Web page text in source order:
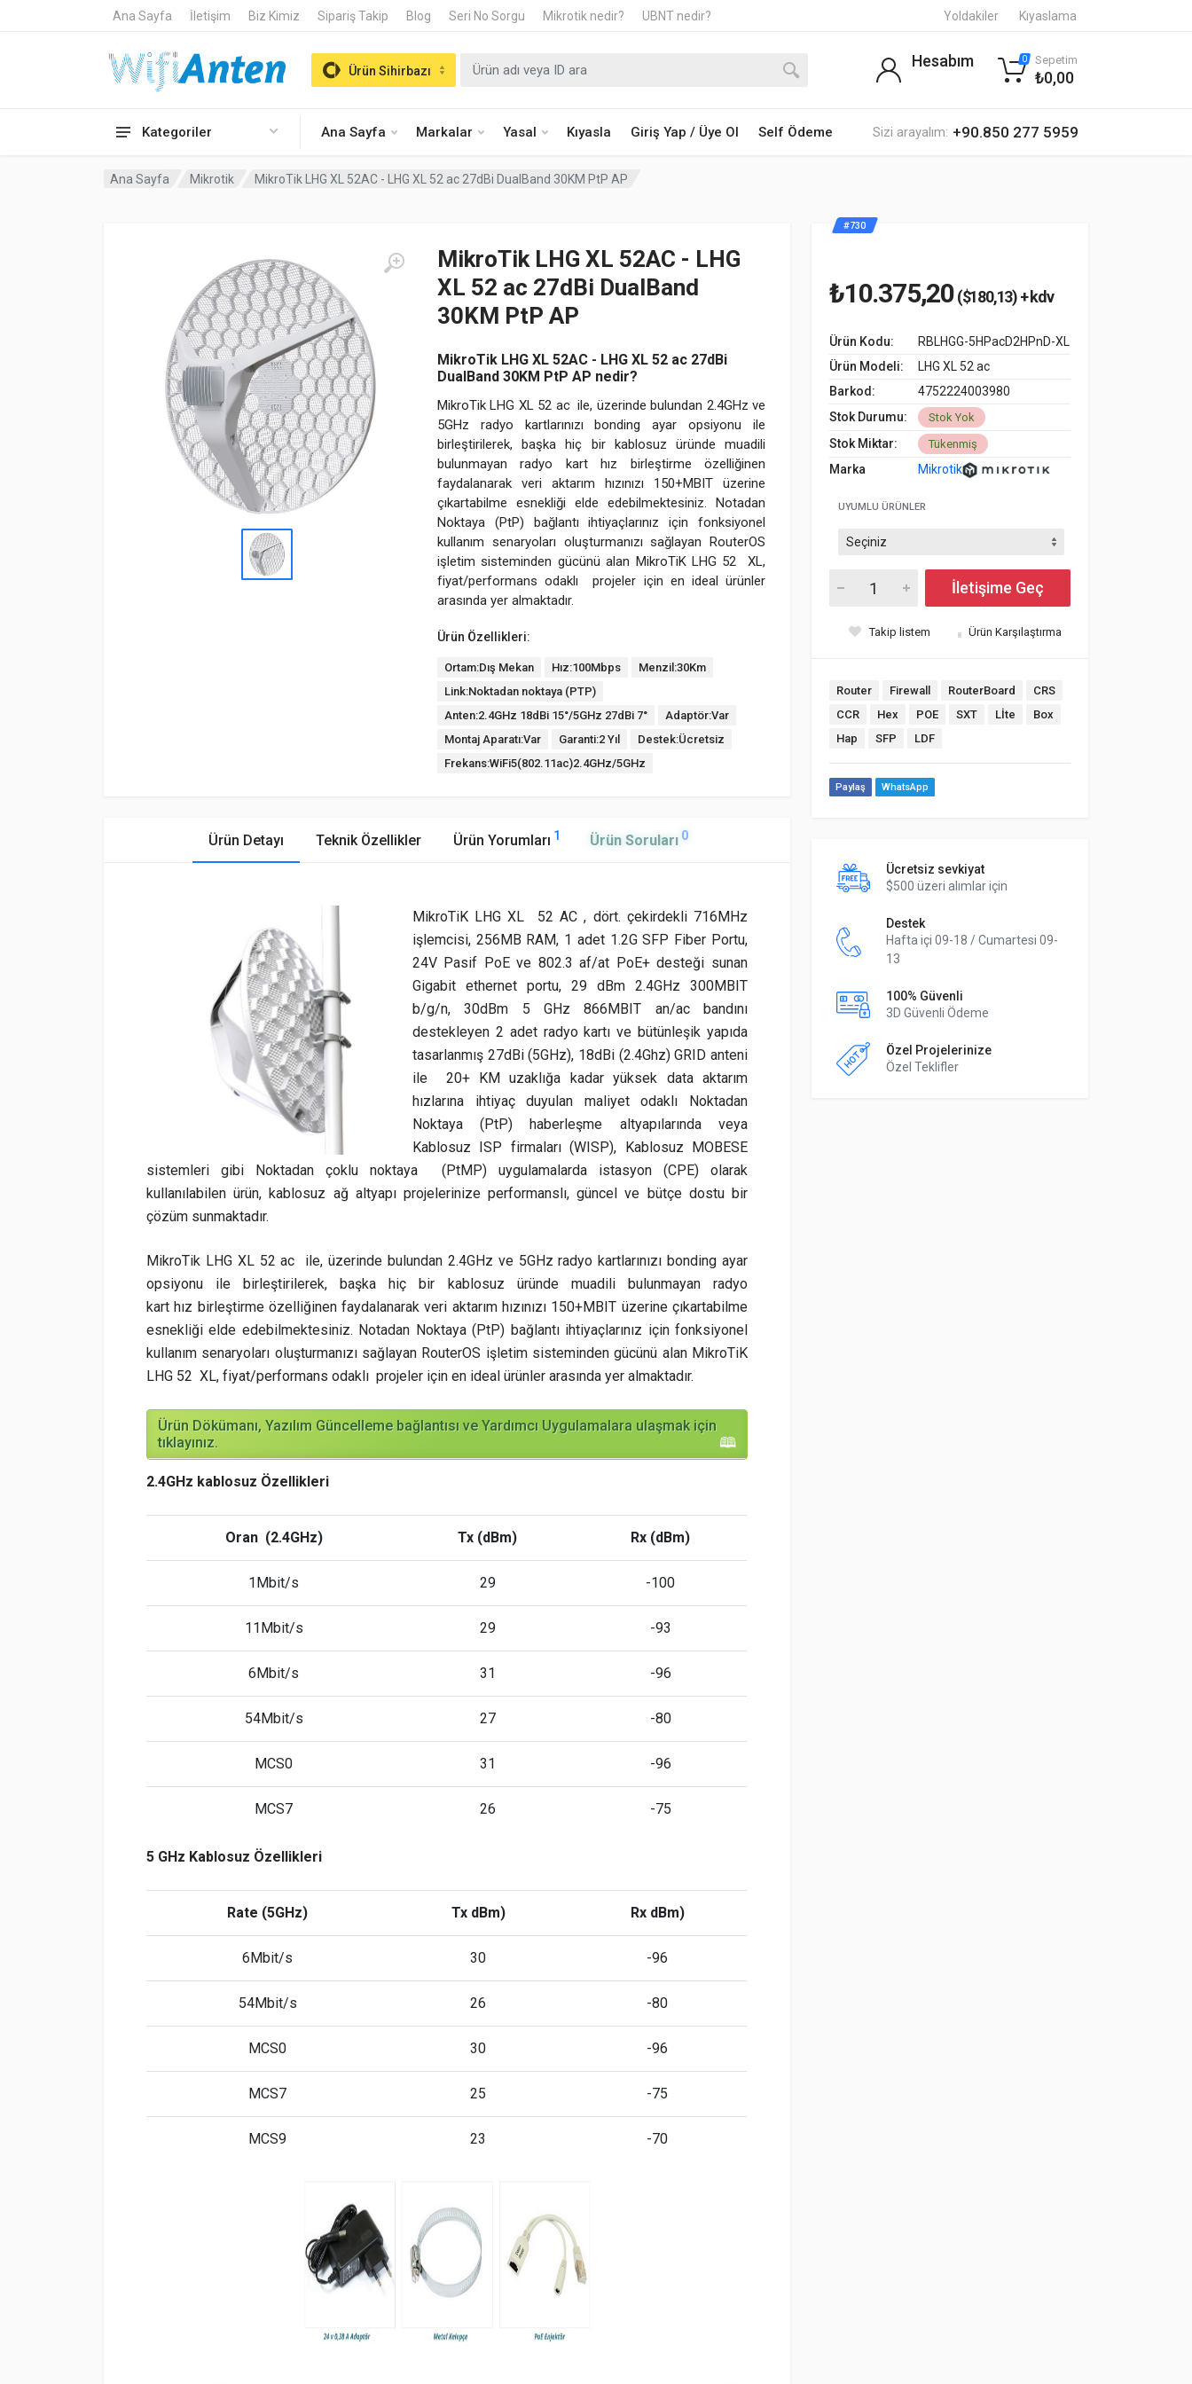
Ana Sayfa İletişim Biz Kimiz Sipariş Takip Blog Seri No Sorgu Mikrotik nedir? UBNT nedir? Yoldakiler Kıyaslama
Kategoriler Ana Sayfa Markalar Yasal Kıyasla Giriş Yap / Üye Ol Self Ödeme Sizi arayalım: +90.850 277 5959
Ürün Sihirbazı
Hesabım 0 Sepetim
₺0,00
Ana Sayfa Mikrotik MikroTik LHG XL 52AC - LHG XL 52 ac 27dBi DualBand 30KM PtP AP
MikroTik LHG XL 52AC - LHG
XL 52 ac 27dBi DualBand
30KM PtP AP
MikroTik LHG XL 52AC - LHG XL 52 ac 27dBi
DualBand 30KM PtP AP nedir?
MikroTik LHG XL 52 ac ile, üzerinde bulundan 2.4GHz ve
5GHz radyo kartlarınızı bonding ayar opsiyonu ile
birleştirilerek, başka hiç bir kablosuz üründe muadili
bulunmayan radyo kart hız birleştirme özelliğinen
faydalanarak veri aktarım hızınızı 150+MBIT üzerine
çıkartabilme esnekliği elde edebilmektesiniz. Notadan
Noktaya (PtP) bağlantı ihtiyaçlarınız için fonksiyonel
kullanım senaryoları oluşturmanızı sağlayan RouterOS
işletim sisteminden gücünü alan MikroTiK LHG 52 XL,
fiyat/performans odaklı projeler için en ideal ürünler
arasında yer almaktadır.
Ürün Özellikleri:
Ortam:Dış Mekan Hız:100Mbps
Menzil:30Km
Link:Noktadan noktaya (PTP)
Anten:2.4GHz 18dBi 15°/5GHz 27dBi 7°
Adaptör:Var
Montaj Aparatı:Var
Garanti:2 Yıl
Destek:Ücretsiz
Frekans:WiFi5(802.11ac)2.4GHz/5GHz
#730
₺10.375,20($180,13) + kdv
Ürün Kodu:
RBLHGG-5HPacD2HPnD-XL
Ürün Modeli:
LHG XL 52 ac
Barkod:
4752224003980
Stok Durumu:
Stok Yok
Stok Miktar: Tükenmiş
Marka Mikrotik
UYUMLU ÜRÜNLER
İletişime Geç
Takip listem Ürün Karşılaştırma
Router Firewall RouterBoard
CRS
CCR
Hex POE SXT Lİte
Box
Hap
SFP LDF
Paylaş WhatsApp
Ücretsiz sevkiyat
$500 üzeri alımlar için
Destek
Hafta içi 09-18 / Cumartesi 09-
13
100% Güvenli
3D Güvenli Ödeme
Özel Projelerinize
Özel Teklifler
Ürün Detayı Teknik Özellikler Ürün Yorumları 1 Ürün Soruları 0
MikroTiK LHG XL 52 AC , dört. çekirdekli 716MHz
işlemcisi, 256MB RAM, 1 adet 1.2G SFP Fiber Portu,
24V Pasif PoE ve 802.3 af/at PoE+ desteği sunan
Gigabit ethernet portu, 29 dBm 2.4GHz 300MBIT
b/g/n, 30dBm 5 GHz 866MBIT an/ac bandını
destekleyen 2 adet radyo kartı ve bütünleşik yapıda
tasarlanmış 27dBi (5GHz), 18dBi (2.4Ghz) GRID anteni
ile 20+ KM uzaklığa kadar yüksek data aktarım
hızlarına ihtiyaç duyulan maliyet odaklı Noktadan
Noktaya (PtP) haberleşme altyapılarında veya
Kablosuz ISP firmaları (WISP), Kablosuz MOBESE
sistemleri gibi Noktadan çoklu noktaya (PtMP) uygulamalarda istasyon (CPE) olarak
kullanılabilen ürün, kablosuz ağ altyapı projelerinize performanslı, güncel ve bütçe dostu bir
çözüm sunmaktadır.
MikroTik LHG XL 52 ac ile, üzerinde bulundan 2.4GHz ve 5GHz radyo kartlarınızı bonding ayar
opsiyonu ile birleştirilerek, başka hiç bir kablosuz üründe muadili bulunmayan radyo
kart hız birleştirme özelliğinen faydalanarak veri aktarım hızınızı 150+MBIT üzerine çıkartabilme
esnekliği elde edebilmektesiniz. Notadan Noktaya (PtP) bağlantı ihtiyaçlarınız için fonksiyonel
kullanım senaryoları oluşturmanızı sağlayan RouterOS işletim sisteminden gücünü alan MikroTiK
LHG 52 XL, fiyat/performans odaklı projeler için en ideal ürünler arasında yer almaktadır.
Ürün Dökümanı, Yazılım Güncelleme bağlantısı ve Yardımcı Uygulamalara ulaşmak için
tıklayınız.
2.4GHz kablosuz Özellikleri
Oran (2.4GHz) Tx (dBm) Rx (dBm)
1Mbit/s 29 -100
11Mbit/s 29 -93
6Mbit/s 31 -96
54Mbit/s 27 -80
MCS0 31 -96
MCS7 26 -75
5 GHz Kablosuz Özellikleri
Rate (5GHz) Tx dBm) Rx dBm)
6Mbit/s 30 -96
54Mbit/s 26 -80
MCS0 30 -96
MCS7 25 -75
MCS9 23 -70